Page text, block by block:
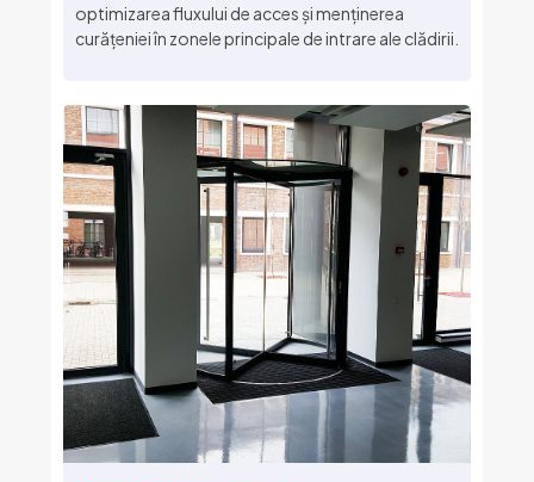
optimizarea fluxului de acces și menținerea
curățeniei în zonele principale de intrare ale clădirii.